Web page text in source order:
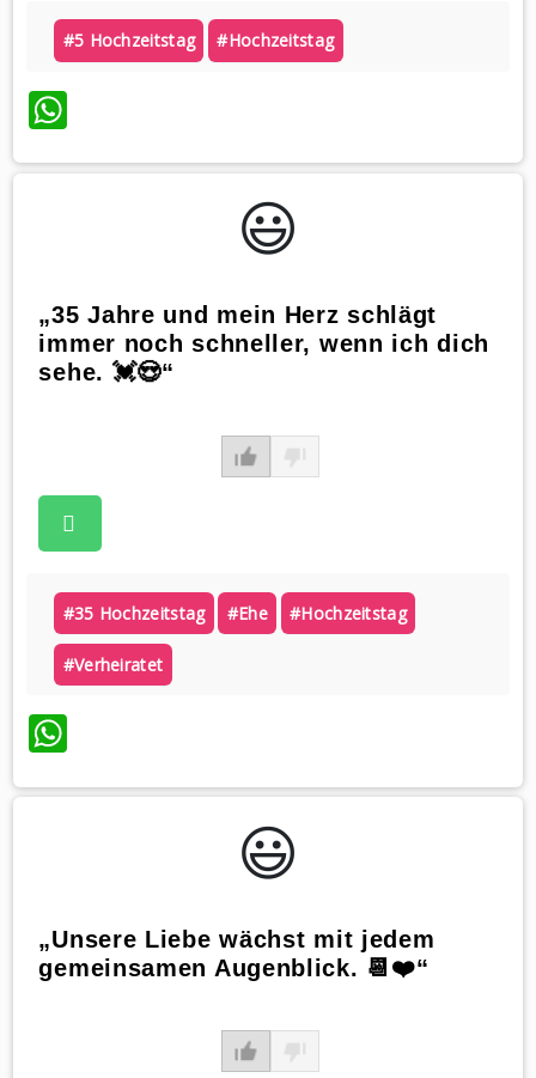
#5 Hochzeitstag #hochzeitstag
WhatsApp
😃️
„35 Jahre und mein Herz schlägt
immer noch schneller, wenn ich dich
sehe. 💓😍“
#35 Hochzeitstag #ehe #hochzeitstag
#verheiratet
WhatsApp
😃️
„Unsere Liebe wächst mit jedem
gemeinsamen Augenblick. 📆❤️“